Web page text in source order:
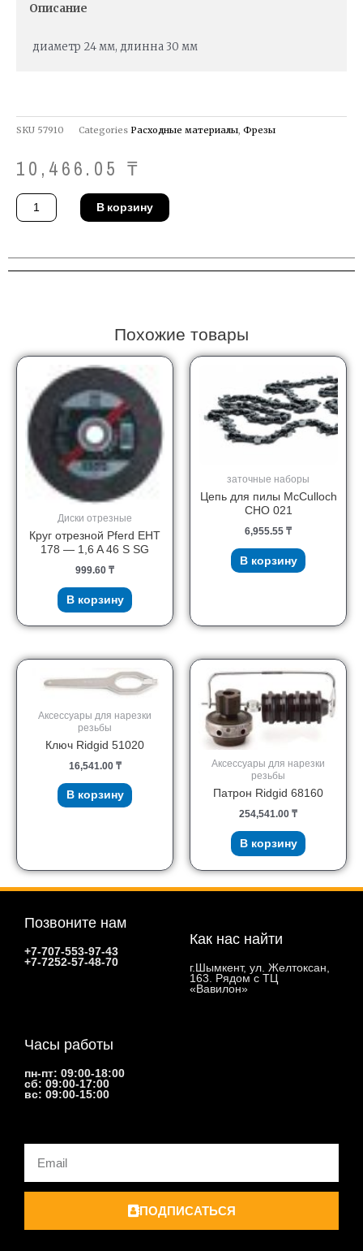
Описание
диаметр 24 мм, длинна 30 мм
SKU 57910 Categories Расходные материалы, Фрезы
10,466.05 ₸
Количество
товара
Фреза
KBK
024
В корзину
Похожие товары
Диски отрезные
Круг отрезной Pferd EHT
178 — 1,6 A 46 S SG
999.60 ₸
В корзину
заточные наборы
Цепь для пилы McCulloch
CHO 021
6,955.55 ₸
В корзину
Аксессуары для нарезки
резьбы
Ключ Ridgid 51020
16,541.00 ₸
В корзину
Аксессуары для нарезки
резьбы
Патрон Ridgid 68160
254,541.00 ₸
В корзину
Позвоните нам
+7-707-553-97-43
+7-7252-57-48-70
Как нас найти
г.Шымкент, ул. Желтоксан,
163. Рядом с ТЦ
«Вавилон»
Часы работы
пн-пт: 09:00-18:00
сб: 09:00-17:00
вс: 09:00-15:00
Email
ПОДПИСАТЬСЯ